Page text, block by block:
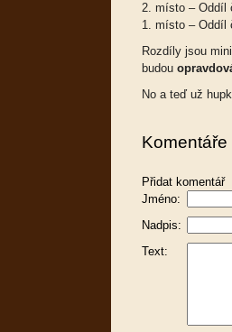
2. místo – Oddíl
1. místo – Oddíl
Rozdíly jsou
budou
No a teď už
Komentáře
Přidat komentář
Jméno:
Nadpis:
Text: